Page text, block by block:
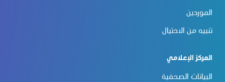
الموردين
تنبيه من الاحتيال
المركز الإعلامي
البيانات الصحفية